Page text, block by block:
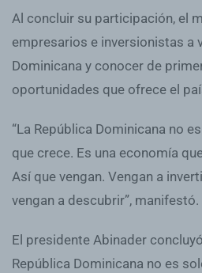
Al concluir su participación, el
empresarios e inversionistas a
Dominicana y conocer de
oportunidades que ofrece el
“La República Dominicana no
que crece. Es una economía
Así que vengan. Vengan a
vengan a descubrir”, manifestó.
El presidente Abinader
República Dominicana no es